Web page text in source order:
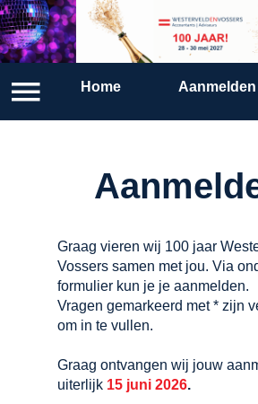
Aanmelden
ContactHome Aanmelden
Graag vieren wij 100 jaar
Vossers samen met jou. Via
formulier kun je je aanmelden.
Vragen gemarkeerd met * zijn
om in te vullen.
Graag ontvangen wij jouw
uiterlijk 15 juni 2026.